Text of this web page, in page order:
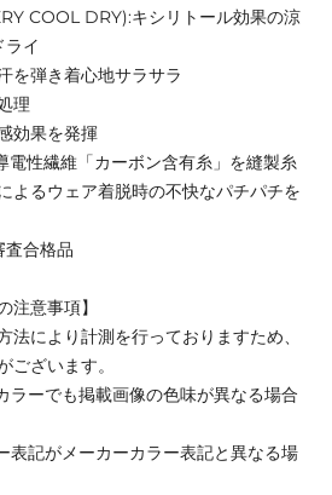
COOL DRY):キシリトール効果の涼
ライ
を弾き着心地サラサラ
理
効果を発揮
電性繊維「カーボン含有糸」を縫製糸
よるウェア着脱時の不快なパチパチを
査合格品
注意事項】
により計測を行っておりますため、
ございます。
ーでも掲載画像の色味が異なる場合
記がメーカーカラー表記と異なる場